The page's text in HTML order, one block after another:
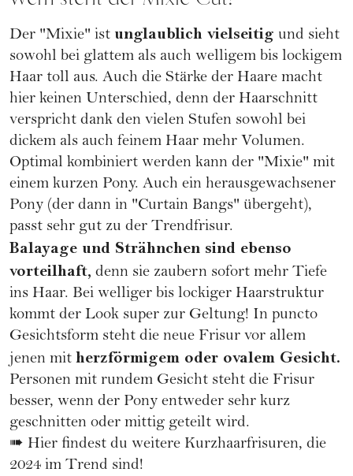
Der "Mixie" ist unglaublich vielseitig und sieht
sowohl bei glattem als auch welligem bis lockigem
Haar toll aus. Auch die Stärke der Haare macht
hier keinen Unterschied, denn der Haarschnitt
verspricht dank den vielen Stufen sowohl bei
dickem als auch feinem Haar mehr Volumen.
Optimal kombiniert werden kann der "Mixie" mit
einem kurzen Pony. Auch ein herausgewachsener
Pony (der dann in "Curtain Bangs" übergeht),
passt sehr gut zu der Trendfrisur.
Balayage und Strähnchen sind ebenso
vorteilhaft, denn sie zaubern sofort mehr Tiefe
ins Haar. Bei welliger bis lockiger Haarstruktur
kommt der Look super zur Geltung! In puncto
Gesichtsform steht die neue Frisur vor allem
jenen mit herzförmigem oder ovalem Gesicht.
Personen mit rundem Gesicht steht die Frisur
besser, wenn der Pony entweder sehr kurz
geschnitten oder mittig geteilt wird.
➠ Hier findest du weitere Kurzhaarfrisuren, die
2024 im Trend sind!